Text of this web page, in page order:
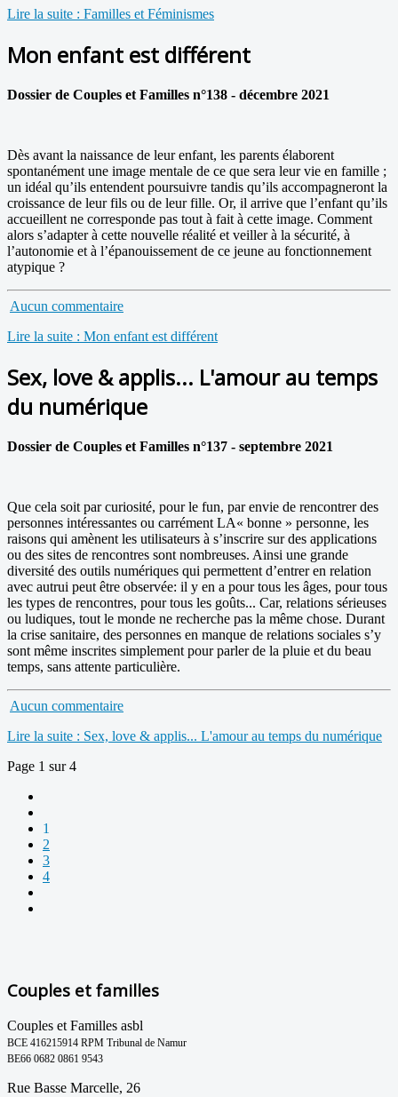
Lire la suite : Familles et Féminismes
Mon enfant est différent
Dossier de Couples et Familles n°138 - décembre 2021
Dès avant la naissance de leur enfant, les parents élaborent
spontanément une image mentale de ce que sera leur vie en famille ;
un idéal qu’ils entendent poursuivre tandis qu’ils accompagneront la
croissance de leur fils ou de leur fille. Or, il arrive que l’enfant qu’ils
accueillent ne corresponde pas tout à fait à cette image. Comment
alors s’adapter à cette nouvelle réalité et veiller à la sécurité, à
l’autonomie et à l’épanouissement de ce jeune au fonctionnement
atypique ?
Aucun commentaire
Lire la suite : Mon enfant est différent
Sex, love & applis... L'amour au temps
du numérique
Dossier de Couples et Familles n°137 - septembre 2021
Que cela soit par curiosité, pour le fun, par envie de rencontrer des
personnes intéressantes ou carrément LA« bonne » personne, les
raisons qui amènent les utilisateurs à s’inscrire sur des applications
ou des sites de rencontres sont nombreuses. Ainsi une grande
diversité des outils numériques qui permettent d’entrer en relation
avec autrui peut être observée: il y en a pour tous les âges, pour tous
les types de rencontres, pour tous les goûts... Car, relations sérieuses
ou ludiques, tout le monde ne recherche pas la même chose. Durant
la crise sanitaire, des personnes en manque de relations sociales s’y
sont même inscrites simplement pour parler de la pluie et du beau
temps, sans attente particulière.
Aucun commentaire
Lire la suite : Sex, love & applis... L'amour au temps du numérique
Page 1 sur 4
1
2
3
4
Couples et familles
Couples et Familles asbl
BCE 416215914 RPM Tribunal de Namur
BE66 0682 0861 9543
Rue Basse Marcelle, 26